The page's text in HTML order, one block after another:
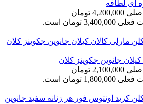
ای لطافه
قیمت اصلی 4,200,000 تومان
تومان است.
جانوین جکوینز کلان
قیمت اصلی 2,100,000 تومان
تومان است.